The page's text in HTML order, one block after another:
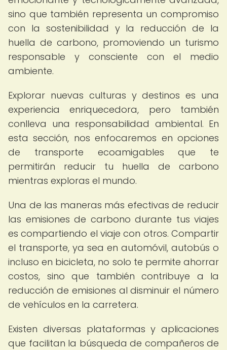
sino que también representa un compromiso
con la sostenibilidad y la reducción de la
huella de carbono, promoviendo un turismo
responsable y consciente con el medio
ambiente.
Explorar nuevas culturas y destinos es una
experiencia enriquecedora, pero también
conlleva una responsabilidad ambiental. En
esta sección, nos enfocaremos en opciones
de transporte ecoamigables que te
permitirán reducir tu huella de carbono
mientras exploras el mundo.
Una de las maneras más efectivas de reducir
las emisiones de carbono durante tus viajes
es compartiendo el viaje con otros. Compartir
el transporte, ya sea en automóvil, autobús o
incluso en bicicleta, no solo te permite ahorrar
costos, sino que también contribuye a la
reducción de emisiones al disminuir el número
de vehículos en la carretera.
Existen diversas plataformas y aplicaciones
que facilitan la búsqueda de compañeros de